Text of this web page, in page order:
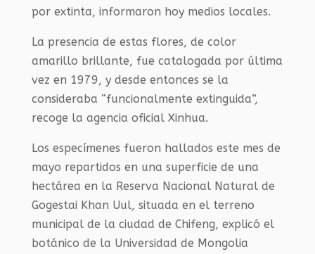
por extinta, informaron hoy medios locales.
La presencia de estas flores, de color
amarillo brillante, fue catalogada por última
vez en 1979, y desde entonces se la
consideraba “funcionalmente extinguida”,
recoge la agencia oficial Xinhua.
Los especímenes fueron hallados este mes de
mayo repartidos en una superficie de una
hectárea en la Reserva Nacional Natural de
Gogestai Khan Uul, situada en el terreno
municipal de la ciudad de Chifeng, explicó el
botánico de la Universidad de Mongolia